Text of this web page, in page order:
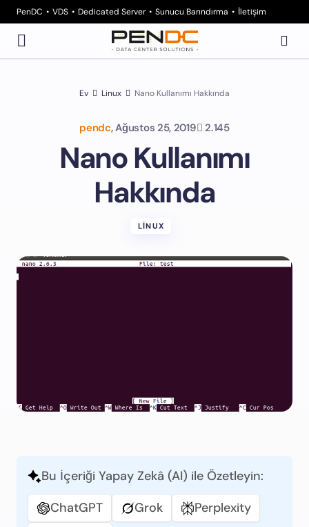
PenDC VDS Dedicated Server Sunucu Barındırma İletişim
Ev Linux Nano Kullanımı Hakkında
pendc, Ağustos 25, 2019 2.145
Nano Kullanımı
Hakkında
LINUX
Bu İçeriği Yapay Zekâ (AI) ile Özetleyin:
ChatGPT
Grok
Perplexity